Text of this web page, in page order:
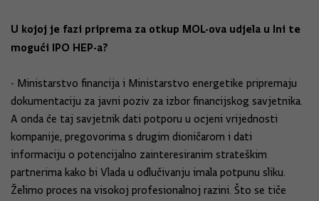
U kojoj je fazi priprema za otkup MOL-ova udjela u Ini te
mogući IPO HEP-a?
- Ministarstvo financija i Ministarstvo energetike pripremaju
dokumentaciju za javni poziv za izbor financijskog savjetnika.
A onda će taj savjetnik dati potporu u ocjeni vrijednosti
kompanije, pregovorima s drugim dioničarom i dati
informaciju o potencijalno zainteresiranim strateškim
partnerima kako bi Vlada u odlučivanju imala potpunu sliku.
Želimo proces na visokoj profesionalnoj razini. Što se tiče